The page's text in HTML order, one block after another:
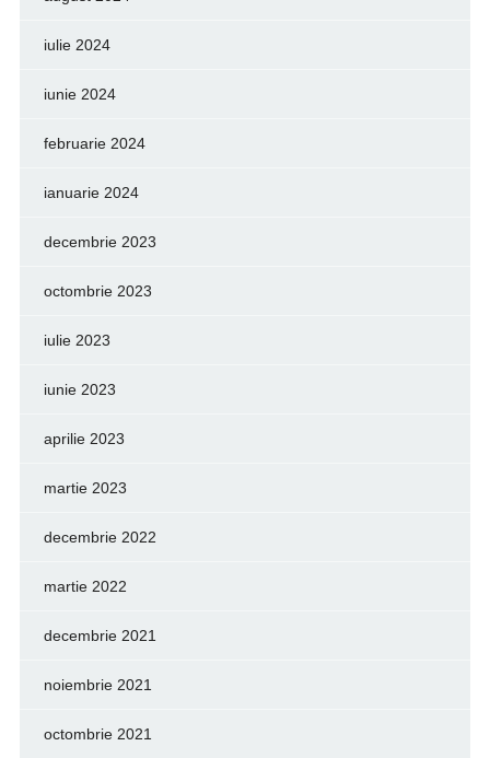
iulie 2024
iunie 2024
februarie 2024
ianuarie 2024
decembrie 2023
octombrie 2023
iulie 2023
iunie 2023
aprilie 2023
martie 2023
decembrie 2022
martie 2022
decembrie 2021
noiembrie 2021
octombrie 2021